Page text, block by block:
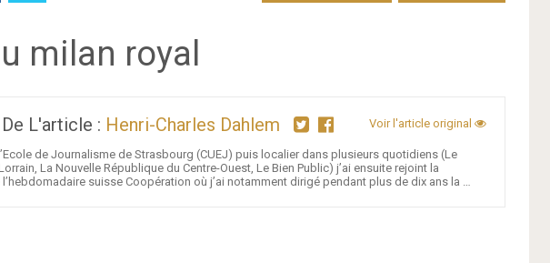
milan royal
L'article : Henri-Charles Dahlem Voir l'article original
de Journalisme de Strasbourg (CUEJ) puis localier dans plusieurs quotidiens (Le
La Nouvelle République du Centre-Ouest, Le Bien Public) j’ai ensuite rejoint la
suisse Coopération où j’ai notamment dirigé pendant plus de dix ans la …